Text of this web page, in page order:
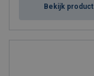
Bekijk product